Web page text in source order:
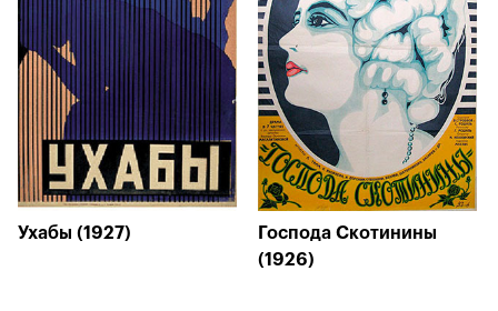
Ухабы (1927)
Господа Скотинины
(1926)